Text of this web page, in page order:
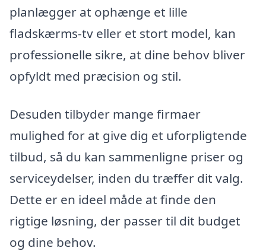
planlægger at ophænge et lille
fladskærms-tv eller et stort model, kan
professionelle sikre, at dine behov bliver
opfyldt med præcision og stil.
Desuden tilbyder mange firmaer
mulighed for at give dig et uforpligtende
tilbud, så du kan sammenligne priser og
serviceydelser, inden du træffer dit valg.
Dette er en ideel måde at finde den
rigtige løsning, der passer til dit budget
og dine behov.